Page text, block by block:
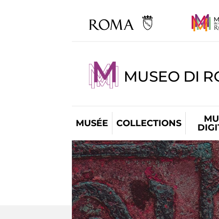
MUSEO DI
MUSÉE COLLECTIONS